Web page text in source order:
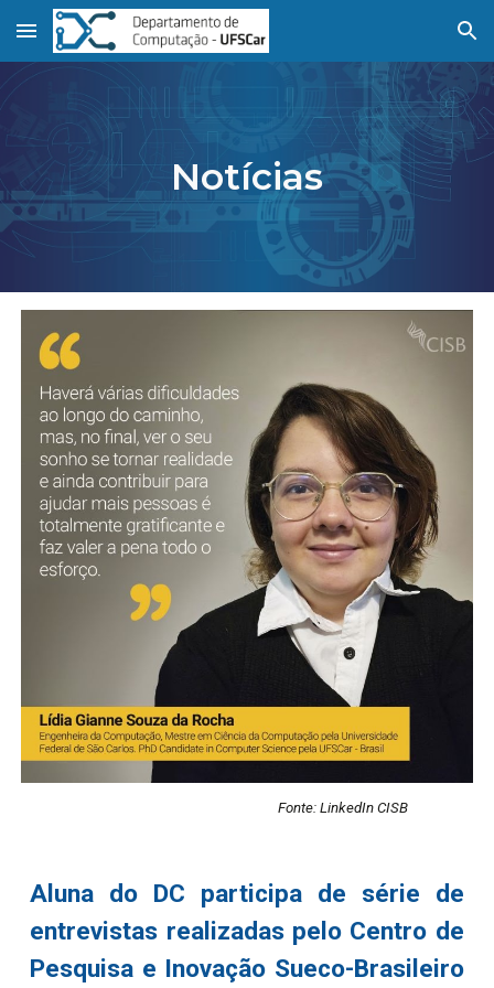
Skip to main content Skip to navigation
Notícias
Fonte: LinkedIn CISB
Aluna do DC participa de série de
entrevistas realizadas pelo Centro de
Pesquisa e Inovação Sueco-Brasileiro